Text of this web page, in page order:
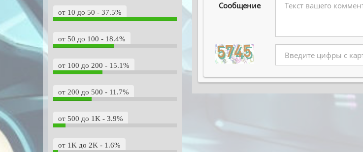
от 10 до 50 - 37.5%
от 50 до 100 - 18.4%
от 100 до 200 - 15.1%
от 200 до 500 - 11.7%
от 500 до 1K - 3.9%
от 1K до 2K - 1.6%
Сообщение